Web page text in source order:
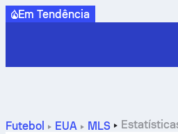
Em Tendência
Futebol EUA MLS